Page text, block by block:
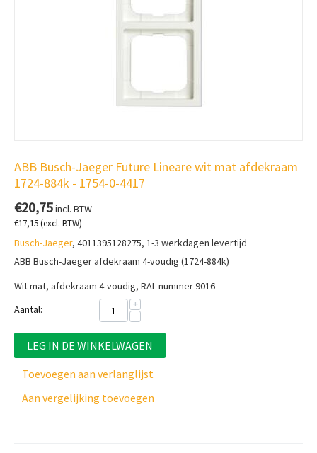
ABB Busch-Jaeger Future Lineare wit mat afdekraam
1724-884k - 1754-0-4417
€20,75incl. BTW
€17,15(excl. BTW)
Busch-Jaeger, 4011395128275, 1-3 werkdagen levertijd
ABB Busch-Jaeger afdekraam 4-voudig (1724-884k)
Wit mat, afdekraam 4-voudig, RAL-nummer 9016
Aantal:
+
−
LEG IN DE WINKELWAGEN
Toevoegen aan verlanglijst
Aan vergelijking toevoegen